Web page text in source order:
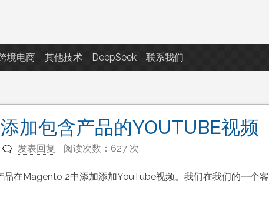
的点点滴滴
境电商 其他技术 DeepSeek 联系我们
加包含产品的YOUTUBE视频
发表回复 阅读次数：627 次
品在Magento 2中添加添加YouTube视频。我们在我们的一个客